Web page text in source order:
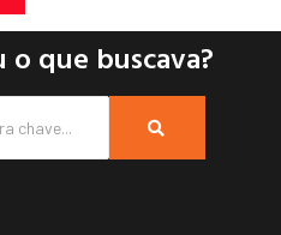
que buscava?